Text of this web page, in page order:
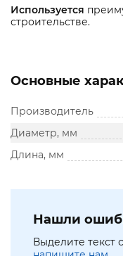
Используется
строительстве.
Основные
Производитель
Диаметр, мм
Длина, мм
Нашли
Выделите текст